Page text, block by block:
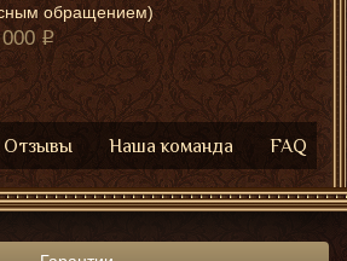
обращением)
Отзывы Наша команда FAQ